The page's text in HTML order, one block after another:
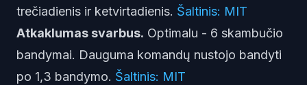
trečiadienis ir ketvirtadienis. Šaltinis: MIT
Atkaklumas svarbus. Optimalu - 6 skambučio
bandymai. Dauguma komandų nustojo bandyti
po 1,3 bandymo. Šaltinis: MIT